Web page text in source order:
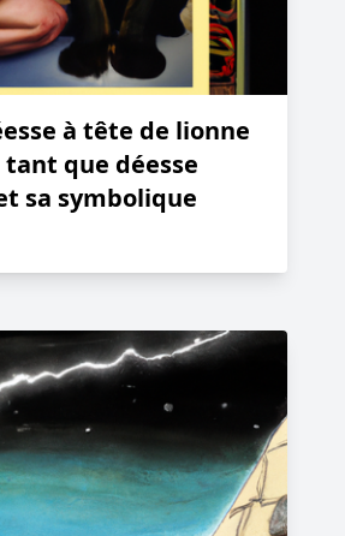
à tête de lionne
tant que déesse
sa symbolique